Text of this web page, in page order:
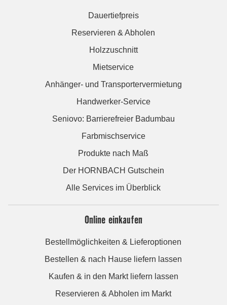
Dauertiefpreis
Reservieren & Abholen
Holzzuschnitt
Mietservice
Anhänger- und Transportervermietung
Handwerker-Service
Seniovo: Barrierefreier Badumbau
Farbmischservice
Produkte nach Maß
Der HORNBACH Gutschein
Alle Services im Überblick
Online einkaufen
Bestellmöglichkeiten & Lieferoptionen
Bestellen & nach Hause liefern lassen
Kaufen & in den Markt liefern lassen
Reservieren & Abholen im Markt